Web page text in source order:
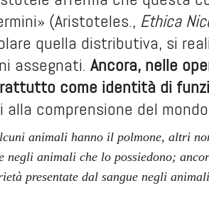
(Aristoteles., Ethica
quella distributiva, si
assegnati. Ancora, nelle
come identità di
comprensione del
animali hanno il polmone, altri
negli animali che lo possiedono;
presentate dal sangue negli